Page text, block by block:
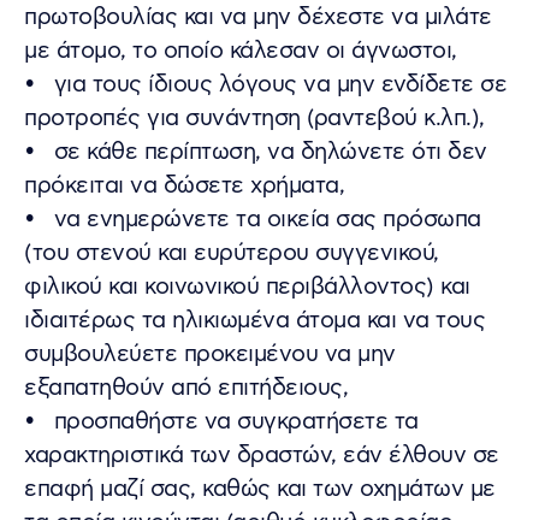
πρωτοβουλίας και να μην δέχεστε να μιλάτε
με άτομο, το οποίο κάλεσαν οι άγνωστοι,
• για τους ίδιους λόγους να μην ενδίδετε σε
προτροπές για συνάντηση (ραντεβού κ.λπ.),
• σε κάθε περίπτωση, να δηλώνετε ότι δεν
πρόκειται να δώσετε χρήματα,
• να ενημερώνετε τα οικεία σας πρόσωπα
(του στενού και ευρύτερου συγγενικού,
φιλικού και κοινωνικού περιβάλλοντος) και
ιδιαιτέρως τα ηλικιωμένα άτομα και να τους
συμβουλεύετε προκειμένου να μην
εξαπατηθούν από επιτήδειους,
• προσπαθήστε να συγκρατήσετε τα
χαρακτηριστικά των δραστών, εάν έλθουν σε
επαφή μαζί σας, καθώς και των οχημάτων με